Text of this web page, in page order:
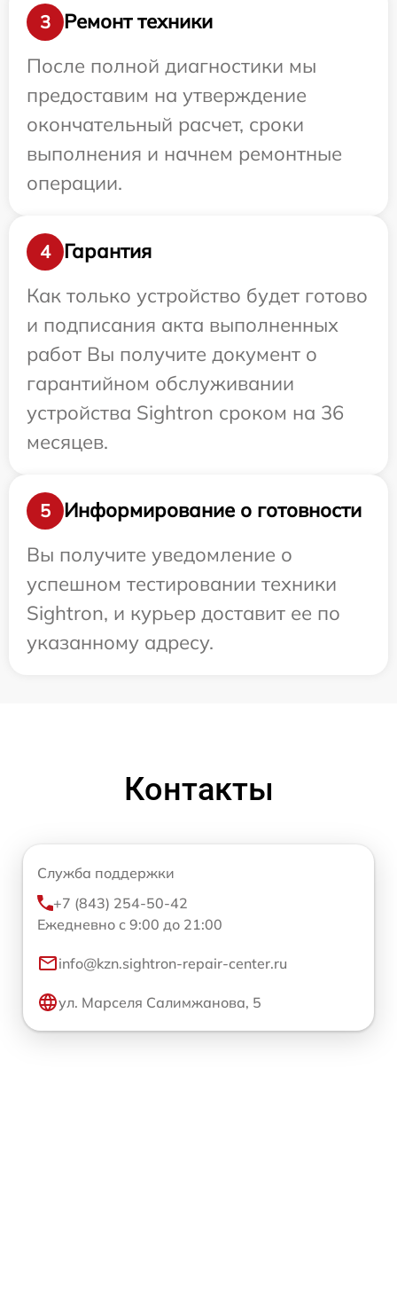
3
Ремонт техники
После полной диагностики мы
предоставим на утверждение
окончательный расчет, сроки
выполнения и начнем ремонтные
операции.
4
Гарантия
Как только устройство будет готово
и подписания акта выполненных
работ Вы получите документ о
гарантийном обслуживании
устройства Sightron сроком на 36
месяцев.
5
Информирование о готовности
Вы получите уведомление о
успешном тестировании техники
Sightron, и курьер доставит ее по
указанному адресу.
Контакты
Служба поддержки
+7 (843) 254-50-42
Ежедневно с 9:00 до 21:00
info@kzn.sightron-repair-center.ru
ул. Марселя Салимжанова, 5